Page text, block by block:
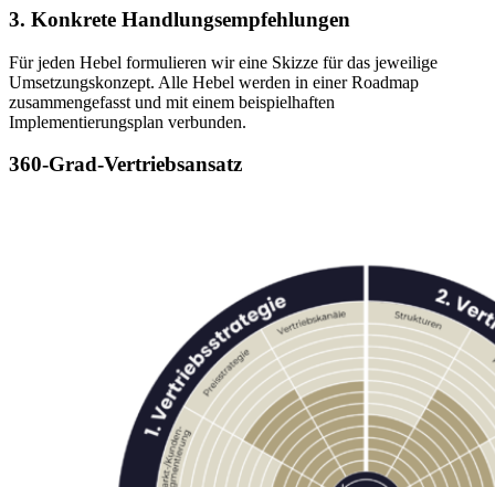
3. Konkrete Handlungsempfehlungen
Für jeden Hebel formulieren wir eine Skizze für das jeweilige
Umsetzungskonzept. Alle Hebel werden in einer Roadmap
zusammengefasst und mit einem beispielhaften
Implementierungsplan verbunden.
360-Grad-Vertriebsansatz